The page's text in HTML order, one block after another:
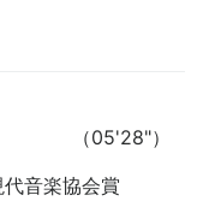
（05'28"）
音楽協会賞